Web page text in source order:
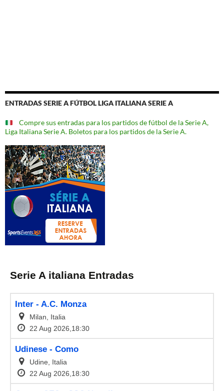
ENTRADAS SERIE A FÚTBOL LIGA ITALIANA SERIE A
Compre sus entradas para los partidos de fútbol de la Serie A,
Liga Italiana Serie A. Boletos para los partidos de la Serie A.